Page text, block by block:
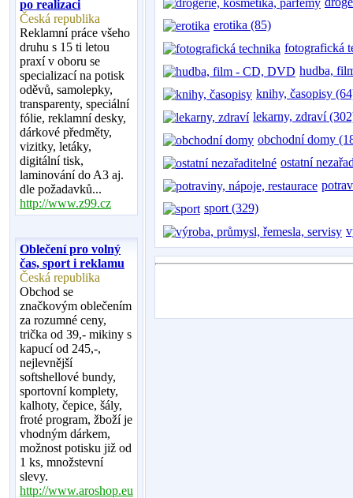
po realizaci
Česká republika
Reklamní práce všeho
druhu s 15 ti letou
praxí v oboru se
specializací na potisk
oděvů, samolepky,
transparenty, speciální
fólie, reklamní desky,
dárkové předměty,
vizitky, letáky,
digitální tisk,
laminování do A3 aj.
dle požadavků...
http://www.z99.cz
Oblečení pro volný
čas, sport i reklamu
Česká republika
Obchod se
značkovým oblečením
za rozumné ceny,
trička od 39,- mikiny s
kapucí od 245,-,
nejlevnější
softshellové bundy,
sportovní komplety,
kalhoty, čepice, šály,
froté program, žboží je
vhodným dárkem,
možnost potisku již od
1 ks, množstevní
slevy.
http://www.aroshop.eu
erotika (85)
fotografická
hudba,
knihy, časopisy
lekarny, zdraví
obchodní domy
ostatní
sport (329)